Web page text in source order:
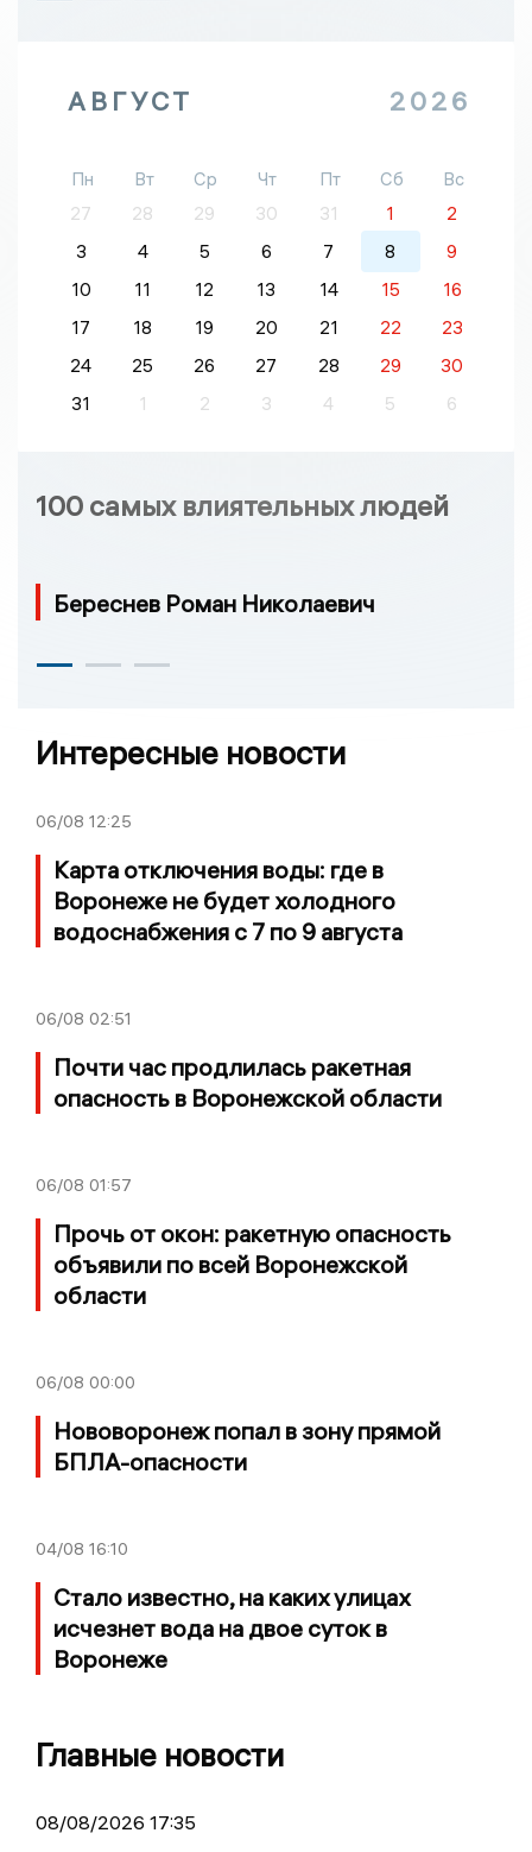
АВГУСТ 2026
Пн Вт Ср Чт Пт Сб
Вс
27
28 29 30 31 1
2
3
4 5 6 7 8
9
10
11 12 13 14 15
16
17
18 19 20 21 22
23
24
25 26 27 28 29
30
31
1 2 3 4 5 6
100 самых влиятельных людей
Береснев Роман Николаевич
Интересные новости
06/08 12:25
Карта отключения воды: где в
Воронеже не будет холодного
водоснабжения с 7 по 9 августа
06/08 02:51
Почти час продлилась ракетная
опасность в Воронежской области
06/08 01:57
Прочь от окон: ракетную опасность
объявили по всей Воронежской
области
06/08 00:00
Нововоронеж попал в зону прямой
БПЛА-опасности
04/08 16:10
Стало известно, на каких улицах
исчезнет вода на двое суток в
Воронеже
Главные новости
08/08/2026 17:35